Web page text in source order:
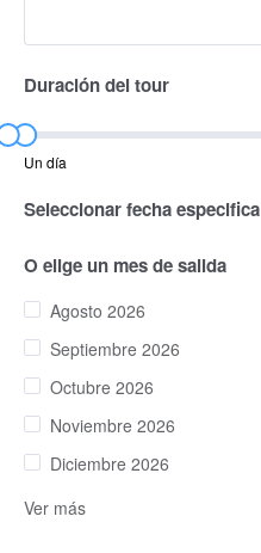
Duración del tour
Un día
Seleccionar fecha especifica
O elige un mes de salida
Agosto 2026
Septiembre 2026
Octubre 2026
Noviembre 2026
Diciembre 2026
Ver más